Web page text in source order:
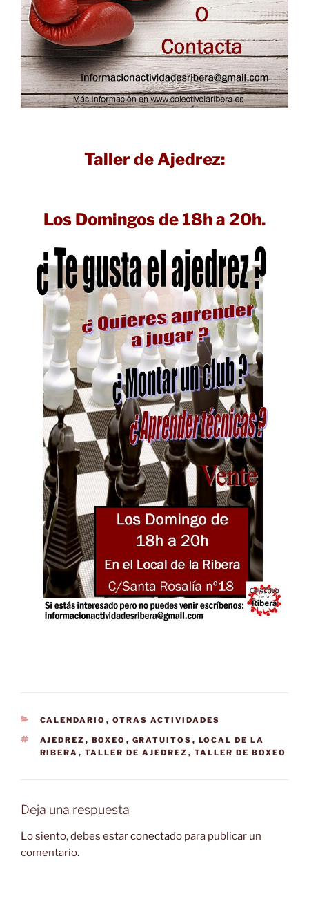
Taller de Ajedrez:
Los Domingos de 18h a 20h.
CATEGORÍAS
CALENDARIO , OTRAS ACTIVIDADES
ETIQUETAS
AJEDREZ , BOXEO , GRATUITOS , LOCAL DE LA
RIBERA , TALLER DE AJEDREZ , TALLER DE BOXEO
Deja una respuesta
Lo siento, debes estarconectado para publicar un
comentario.